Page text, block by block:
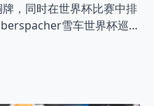
，同时在世界杯比赛中排
雪车世界杯巡回